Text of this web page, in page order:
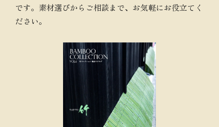
です。素材選びからご相談まで、お気軽にお役立てく
ださい。